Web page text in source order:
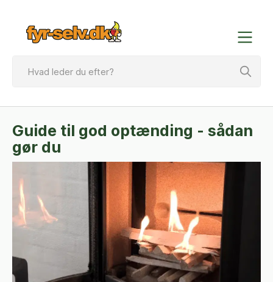
Guide til god optænding - sådan
gør du